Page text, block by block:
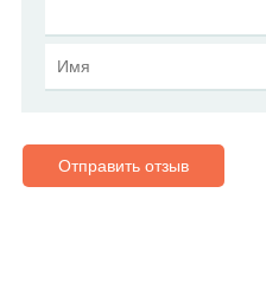
Отправить отзыв